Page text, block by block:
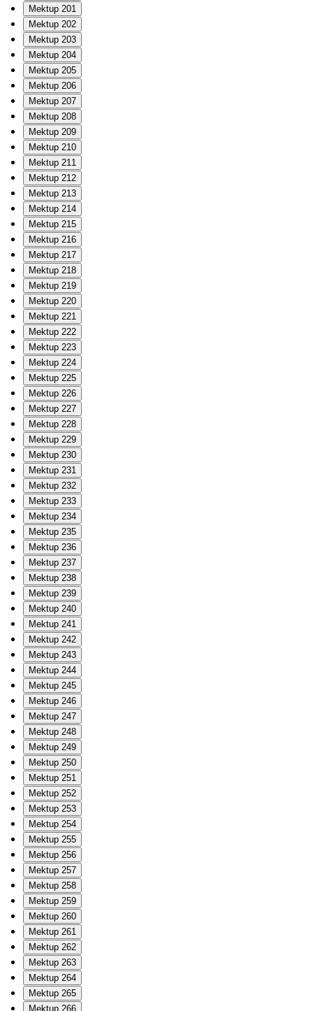
Mektup 201
Mektup 202
Mektup 203
Mektup 204
Mektup 205
Mektup 206
Mektup 207
Mektup 208
Mektup 209
Mektup 210
Mektup 211
Mektup 212
Mektup 213
Mektup 214
Mektup 215
Mektup 216
Mektup 217
Mektup 218
Mektup 219
Mektup 220
Mektup 221
Mektup 222
Mektup 223
Mektup 224
Mektup 225
Mektup 226
Mektup 227
Mektup 228
Mektup 229
Mektup 230
Mektup 231
Mektup 232
Mektup 233
Mektup 234
Mektup 235
Mektup 236
Mektup 237
Mektup 238
Mektup 239
Mektup 240
Mektup 241
Mektup 242
Mektup 243
Mektup 244
Mektup 245
Mektup 246
Mektup 247
Mektup 248
Mektup 249
Mektup 250
Mektup 251
Mektup 252
Mektup 253
Mektup 254
Mektup 255
Mektup 256
Mektup 257
Mektup 258
Mektup 259
Mektup 260
Mektup 261
Mektup 262
Mektup 263
Mektup 264
Mektup 265
Mektup 266